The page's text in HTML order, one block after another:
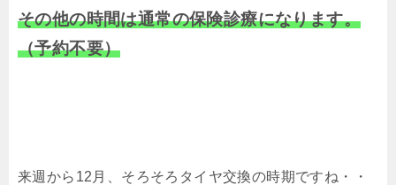
その他の時間は通常の保険診療になります。
（予約不要）
来週から12月、そろそろタイヤ交換の時期ですね・・